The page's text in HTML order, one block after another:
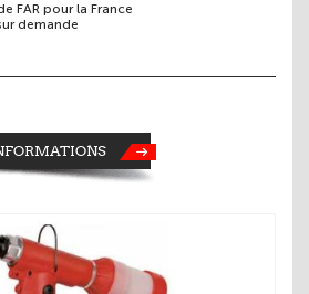
FAR pour la France
demande